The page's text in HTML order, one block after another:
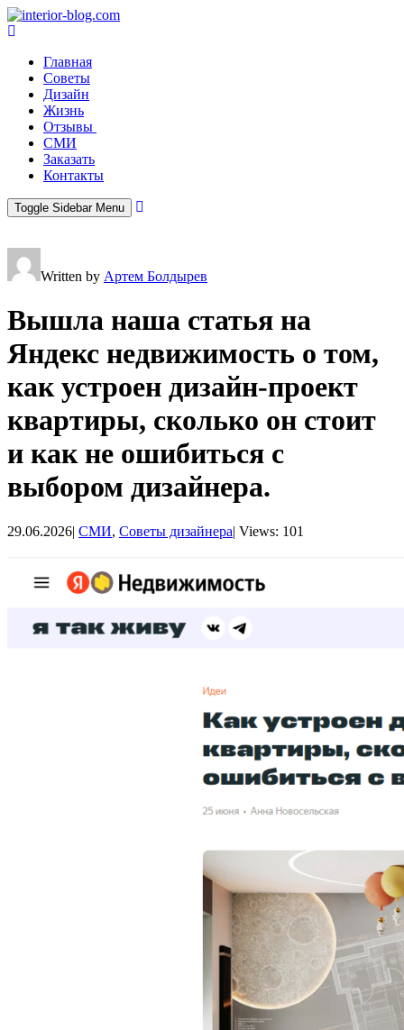
Главная
Советы
Дизайн
Жизнь
Отзывы
СМИ
Заказать
Контакты
Toggle Sidebar Menu
Written by Артем Болдырев
Вышла наша статья на
Яндекс недвижимость о том,
как устроен дизайн-проект
квартиры, сколько он стоит
и как не ошибиться с
выбором дизайнера.
29.06.2026| СМИ, Советы дизайнера| Views: 101